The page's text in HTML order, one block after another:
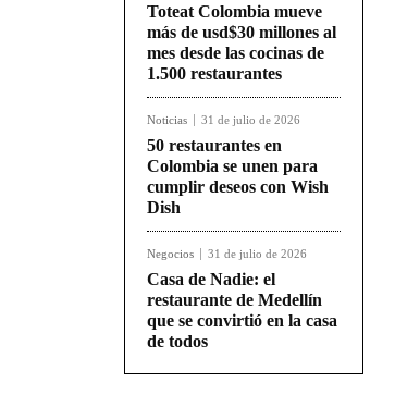
Toteat Colombia mueve
más de usd$30 millones al
mes desde las cocinas de
1.500 restaurantes
Noticias 31 de julio de 2026
50 restaurantes en
Colombia se unen para
cumplir deseos con Wish
Dish
Negocios 31 de julio de 2026
Casa de Nadie: el
restaurante de Medellín
que se convirtió en la casa
de todos